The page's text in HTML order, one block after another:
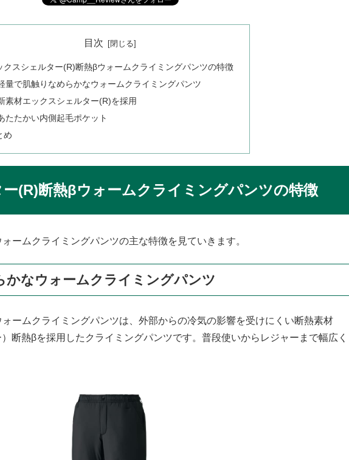
目次
クスシェルター(R)断熱βウォームクライミングパンツの特徴
量で肌触りなめらかなウォームクライミングパンツ
素材エックスシェルター(R)を採用
たたかい内側起毛ポケット
め
(R)断熱βウォームクライミングパンツの特徴
ームクライミングパンツの主な特徴を見ていきます。
かなウォームクライミングパンツ
ームクライミングパンツは、外部からの冷気の影響を受けにくい断熱素材
断熱βを採用したクライミングパンツです。普段使いからレジャーまで幅広く